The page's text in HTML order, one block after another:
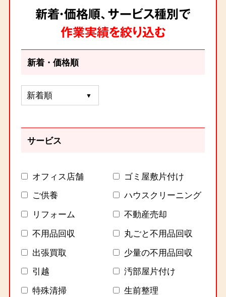
新着・価格順、サービス種別で
作業実績を絞り込む
新着・価格順
サービス
オフィス店舗
ゴミ屋敷片付け
ご供養
ハウスクリーニング
リフォーム
不動産売却
不用品回収
丸ごと不用品回収
出張買取
少量の不用品回収
引越
汚部屋片付け
特殊清掃
生前整理